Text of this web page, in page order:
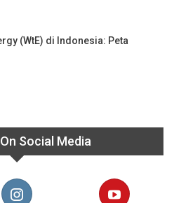
(WtE) di Indonesia: Peta
Social Media